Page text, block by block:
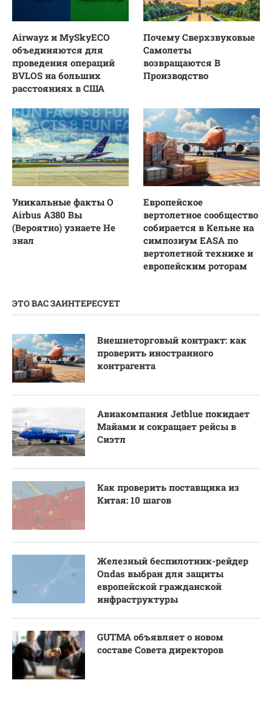
Airwayz и MySkyECO
объединяются для
проведения операций
BVLOS на больших
расстояниях в США
Почему Сверхзвуковые
Самолеты
возвращаются В
Производство
Уникальные факты О
Airbus A380 Вы
(Вероятно) узнаете Не
знал
Европейское
вертолетное сообщество
собирается в Кельне на
симпозиум EASA по
вертолетной технике и
европейским роторам
ЭТО ВАС ЗАИНТЕРЕСУЕТ
Внешнеторговый контракт: как
проверить иностранного
контрагента
Авиакомпания Jetblue покидает
Майами и сокращает рейсы в
Сиэтл
Как проверить поставщика из
Китая: 10 шагов
Железный беспилотник-рейдер
Ondas выбран для защиты
европейской гражданской
инфраструктуры
GUTMA объявляет о новом
составе Совета директоров